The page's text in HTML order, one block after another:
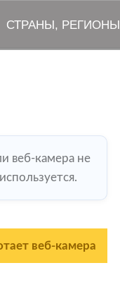
СТРАНЫ, РЕГИОНЫ
веб-камера не
веб-камера